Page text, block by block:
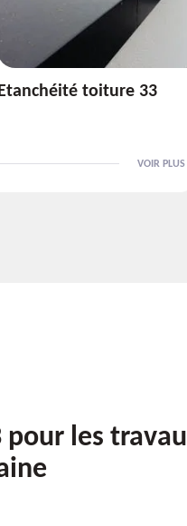
de toiture 33
VOIR PLUS
pour les